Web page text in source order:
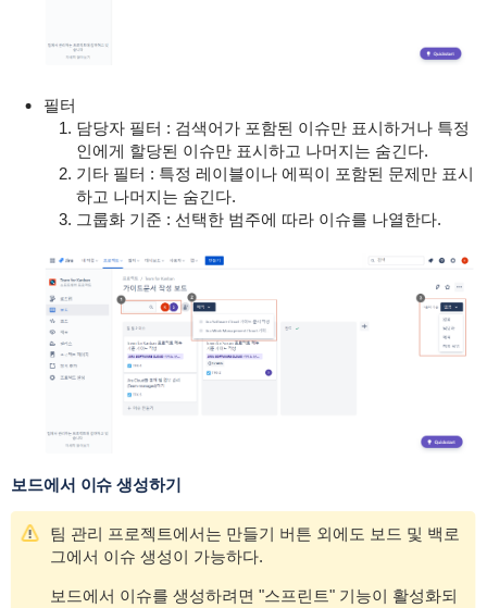
필터
담당자 필터 : 검색어가 포함된 이슈만 표시하거나 특정
인에게 할당된 이슈만 표시하고 나머지는 숨긴다.
기타 필터 : 특정 레이블이나 에픽이 포함된 문제만 표시
하고 나머지는 숨긴다.
그룹화 기준 : 선택한 범주에 따라 이슈를 나열한다.
보드에서 이슈 생성하기
팀 관리 프로젝트에서는 만들기 버튼 외에도 보드 및 백로
그에서 이슈 생성이 가능하다.
보드에서 이슈를 생성하려면 "스프린트" 기능이 활성화되